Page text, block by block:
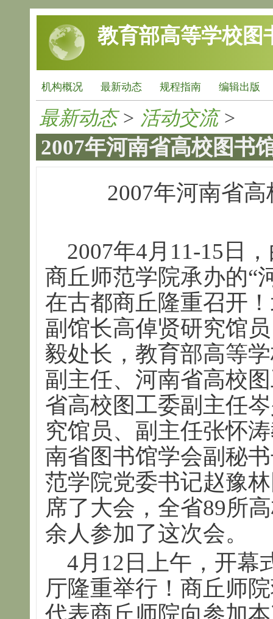
跳转到主要内容
教育部高等学校图
机构概况 最新动态 规程指南 编辑出版
最新动态> 活动交流>
2007年河南省高校图书
2007年河南省
2007年4月11-15日
商丘师范学院承办的“
在古都商丘隆重召开
副馆长高倬贤研究馆
毅处长，教育部高等
副主任、河南省高校
省高校图工委副主任
究馆员、副主任张怀
南省图书馆学会副秘
范学院党委书记赵豫
席了大会，全省89所
余人参加了这次会。
4月12日上午，开幕
厅隆重举行！商丘师
代表商丘师院向参加